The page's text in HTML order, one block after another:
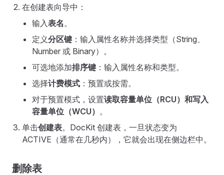
在创建表向导中：
输入表名。
定义分区键 ：输入属性名称并选择类型（String、
Number 或 Binary）。
可选地添加排序键 ：输入属性名称和类型。
选择计费模式 ：预置或按需。
对于预置模式，设置读取容量单位（RCU） 和写入
容量单位（WCU） 。
单击创建表。DocKit 创建表，一旦状态变为
ACTIVE（通常在几秒内），它就会出现在侧边栏中。
删除表